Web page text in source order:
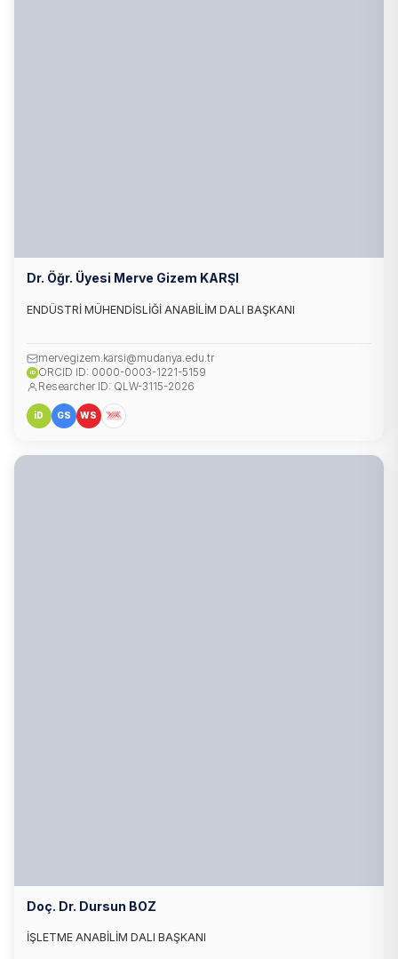
Dr. Öğr. Üyesi Merve Gizem KARŞI
ENDÜSTRİ MÜHENDİSLİĞİ ANABİLİM DALI BAŞKANI
mervegizem.karsi@mudanya.edu.tr
iD ORCID ID: 0000-0003-1221-5159
Researcher ID: QLW-3115-2026
iD GS WS
Doç. Dr. Dursun BOZ
İŞLETME ANABİLİM DALI BAŞKANI